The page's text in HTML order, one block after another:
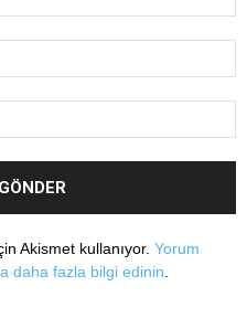
Akismet kullanıyor. Yorum
daha fazla bilgi edinin